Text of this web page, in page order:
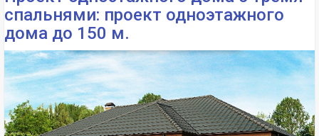
спальнями: проект одноэтажного
дома до 150 м.